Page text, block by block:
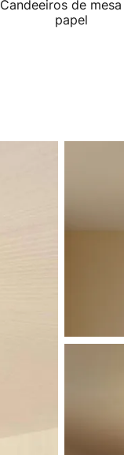
Candeeiros de
papel